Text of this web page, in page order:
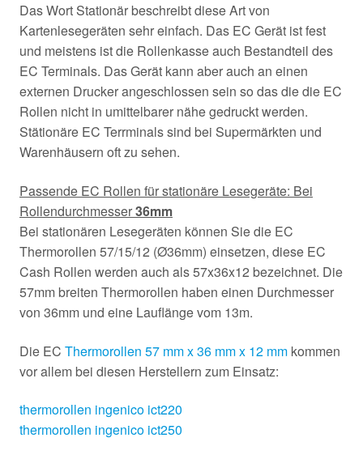
Das Wort Stationär beschreibt diese Art von
Kartenlesegeräten sehr einfach. Das EC Gerät ist fest
und meistens ist die Rollenkasse auch Bestandteil des
EC Terminals. Das Gerät kann aber auch an einen
externen Drucker angeschlossen sein so das die die EC
Rollen nicht in umittelbarer nähe gedruckt werden.
Stätionäre EC Terrminals sind bei Supermärkten und
Warenhäusern oft zu sehen.
Passende EC Rollen für stationäre Lesegeräte: Bei
Rollendurchmesser36mm
Bei stationären Lesegeräten können Sie die EC
Thermorollen 57/15/12 (Ø36mm) einsetzen, diese EC
Cash Rollen werden auch als 57x36x12 bezeichnet. Die
57mm breiten Thermorollen haben einen Durchmesser
von 36mm und eine Lauflänge vom 13m.
Die EC Thermorollen 57 mm x 36 mm x 12 mm kommen
vor allem bei diesen Herstellern zum Einsatz:
thermorollen ingenico ict220
thermorollen ingenico ict250